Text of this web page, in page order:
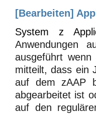
[Bearbeiten]
System z
Anwendungen
ausgeführt
mitteilt, dass ein
auf dem zAAP
abgearbeitet ist
auf den